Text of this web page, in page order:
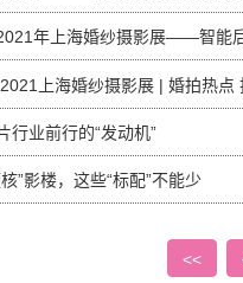
2021年上海婚纱摄影展——智能
2021上海婚纱摄影展 | 婚拍热点
行业前行的“发动机”
”影楼，这些“标配”不能少
<<